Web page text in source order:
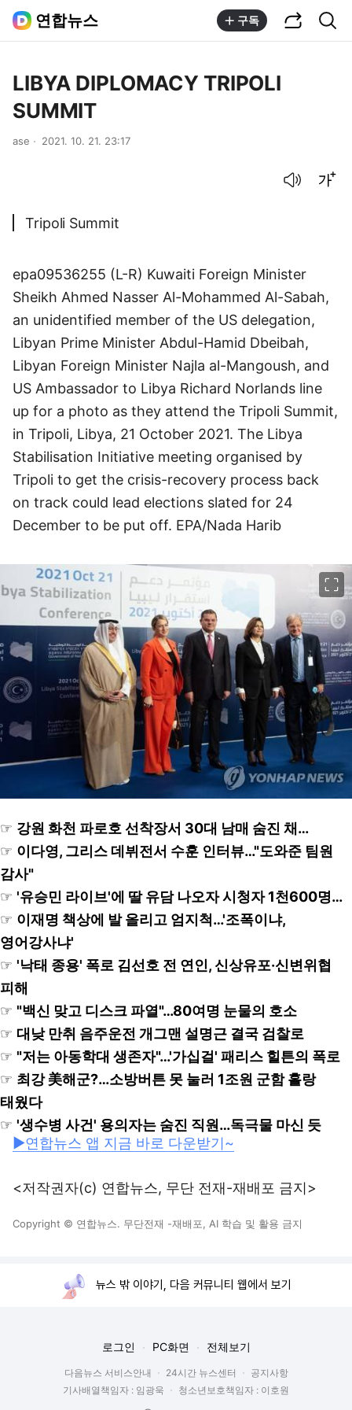
연합뉴스 구독
LIBYA DIPLOMACY TRIPOLI
SUMMIT
ase 2021. 10. 21. 23:17
Tripoli Summit
epa09536255 (L-R) Kuwaiti Foreign Minister
Sheikh Ahmed Nasser Al-Mohammed Al-Sabah,
an unidentified member of the US delegation,
Libyan Prime Minister Abdul-Hamid Dbeibah,
Libyan Foreign Minister Najla al-Mangoush, and
US Ambassador to Libya Richard Norlands line
up for a photo as they attend the Tripoli Summit,
in Tripoli, Libya, 21 October 2021. The Libya
Stabilisation Initiative meeting organised by
Tripoli to get the crisis-recovery process back
on track could lead elections slated for 24
December to be put off. EPA/Nada Harib
☞ 강원 화천 파로호 선착장서 30대 남매 숨진 채…
☞ 이다영, 그리스 데뷔전서 수훈 인터뷰…"도와준 팀원
감사"
☞ '유승민 라이브'에 딸 유담 나오자 시청자 1천600명…
☞ 이재명 책상에 발 올리고 엄지척…'조폭이냐,
영어강사냐'
☞ '낙태 종용' 폭로 김선호 전 연인, 신상유포·신변위협
피해
☞ "백신 맞고 디스크 파열"…80여명 눈물의 호소
☞ 대낮 만취 음주운전 개그맨 설명근 결국 검찰로
☞ "저는 아동학대 생존자"…'가십걸' 패리스 힐튼의 폭로
☞ 최강 美해군?…소방버튼 못 눌러 1조원 군함 홀랑
태웠다
☞ '생수병 사건' 용의자는 숨진 직원…독극물 마신 듯
▶연합뉴스 앱 지금 바로 다운받기~
<저작권자(c) 연합뉴스, 무단 전재-재배포 금지>
Copyright © 연합뉴스. 무단전재 -재배포, AI 학습 및 활용 금지
뉴스 밖 이야기, 다음 커뮤니티 웹에서 보기
로그인 PC화면 전체보기
다음뉴스 서비스안내 24시간 뉴스센터
공지사항
기사배열책임자 : 임광욱
청소년보호책임자 : 이호원